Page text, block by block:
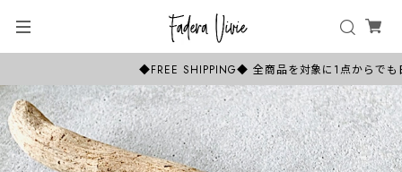
◆FREE SHIPPING◆ 全商品を対象に1点からでも